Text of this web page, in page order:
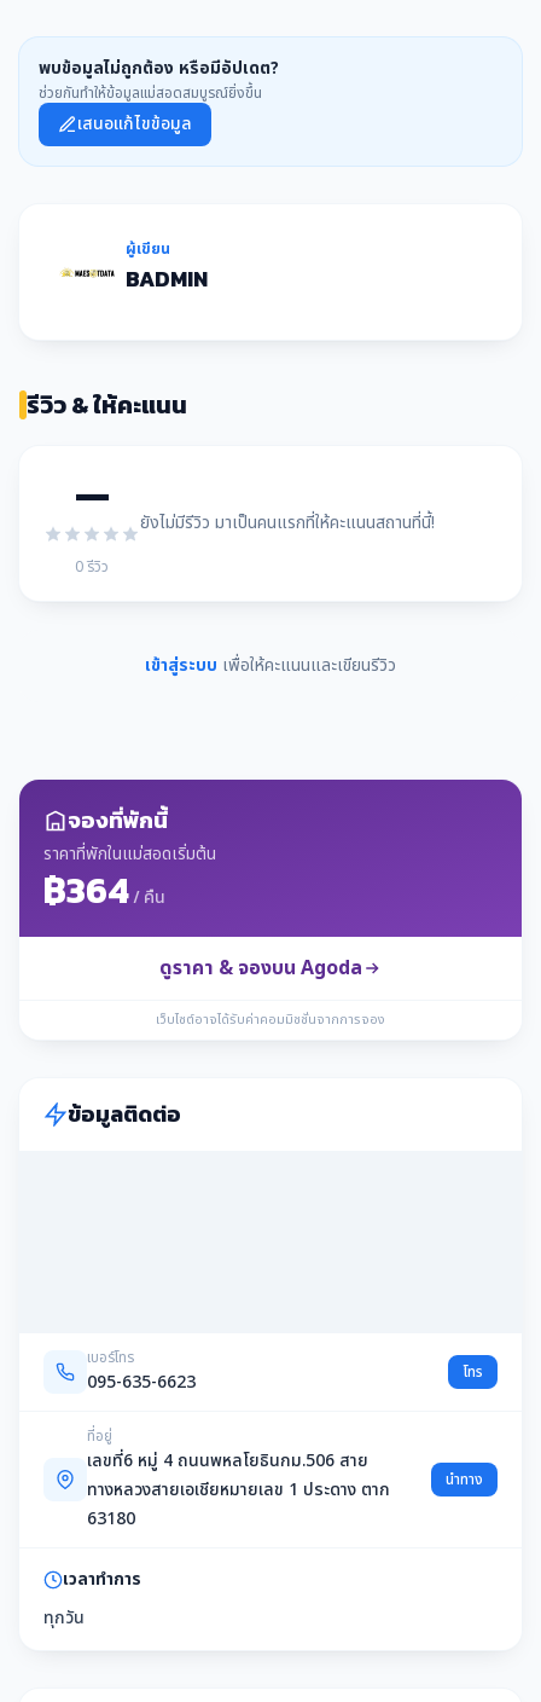
พบข้อมูลไม่ถูกต้อง หรือมีอัปเดต?
ช่วยกันทำให้ข้อมูลแม่สอดสมบูรณ์ยิ่งขึ้น
เสนอแก้ไขข้อมูล
ผู้เขียน
BADMIN
รีวิว & ให้คะแนน
—
0 รีวิว
ยังไม่มีรีวิว มาเป็นคนแรกที่ให้คะแนนสถานที่นี้!
เข้าสู่ระบบ เพื่อให้คะแนนและเขียนรีวิว
จองที่พักนี้
ราคาที่พักในแม่สอดเริ่มต้น
฿364/ คืน
ดูราคา & จองบน Agoda
เว็บไซต์อาจได้รับค่าคอมมิชชั่นจากการจอง
ข้อมูลติดต่อ
เบอร์โทร
095-635-6623 โทร
ที่อยู่
เลขที่6 หมู่ 4 ถนนพหลโยธินกม.506 สาย
ทางหลวงสายเอเชียหมายเลข 1 ประดาง ตาก
63180
นำทาง
เวลาทำการ
ทุกวัน